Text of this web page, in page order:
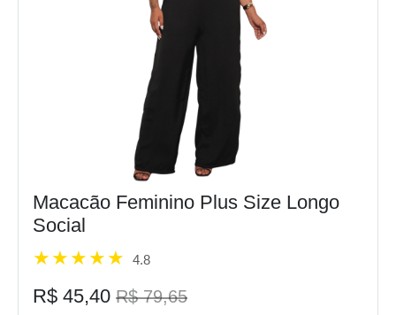
Macacão Feminino Plus Size Longo
Social
4.8
R$ 45,40 R$ 79,65